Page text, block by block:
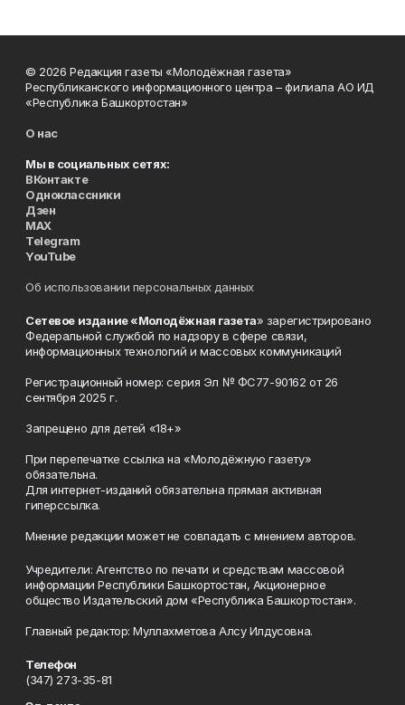
© 2026 Редакция газеты «Молодёжная газета»
Республиканского информационного центра – филиала АО ИД
«Республика Башкортостан»
О нас
Мы в социальных сетях:
ВКонтакте
Одноклассники
Дзен
MAX
Telegram
YouTube
Об использовании персональных данных
Сетевое издание «Молодёжная газета» зарегистрировано
Федеральной службой по надзору в сфере связи,
информационных технологий и массовых коммуникаций
Регистрационный номер: серия Эл № ФС77-90162 от 26
сентября 2025 г.
Запрещено для детей «18+»
При перепечатке ссылка на «Молодёжную газету»
обязательна.
Для интернет-изданий обязательна прямая активная
гиперссылка.
Мнение редакции может не совпадать с мнением авторов.
Учредители: Агентство по печати и средствам массовой
информации Республики Башкортостан, Акционерное
общество Издательский дом «Республика Башкортостан».
Главный редактор: Муллахметова Алсу Илдусовна.
Телефон
(347) 273-35-81